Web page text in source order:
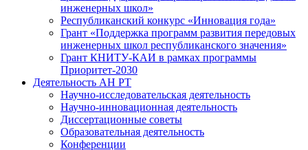
инженерных школ»
Республиканский конкурс «Инновация года»
Грант «Поддержка программ развития передовых
инженерных школ республиканского значения»
Грант КНИТУ-КАИ в рамках программы
Приоритет-2030
Деятельность АН РТ
Научно-исследовательская деятельность
Научно-инновационная деятельность
Диссертационные советы
Образовательная деятельность
Конференции